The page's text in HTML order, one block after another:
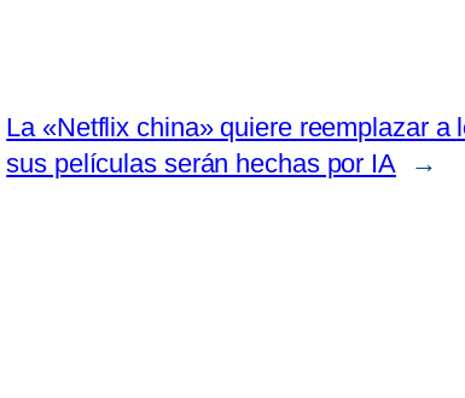
La «Netflix china» quiere reemplazar a
sus películas serán hechas por IA
→